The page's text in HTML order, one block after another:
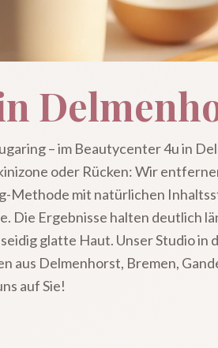
– im Beautycenter 4u in
oder Rücken: Wir
Methode mit natürlichen
Die Ergebnisse halten deutlich
glatte Haut. Unser Studio
aus Delmenhorst, Bremen,
auf Sie!